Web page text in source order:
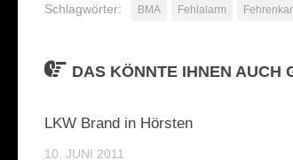
Schlagwörter: BMA Fehlalarm
DAS KÖNNTE IHNEN AUCH
LKW Brand in Hörsten
10. JUNI 2011